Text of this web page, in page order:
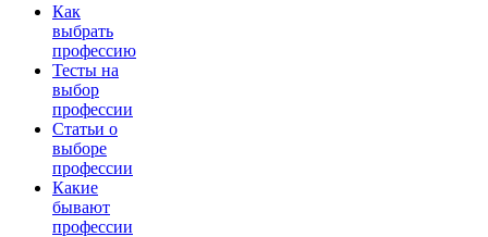
Как
выбрать
профессию
Тесты на
выбор
профессии
Статьи о
выборе
профессии
Какие
бывают
профессии